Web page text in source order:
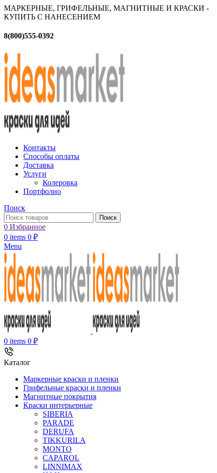
МАРКЕРНЫЕ, ГРИФЕЛЬНЫЕ, МАГНИТНЫЕ И КРАСКИ -
КУПИТЬ С НАНЕСЕНИЕМ
8(800)555-0392
Контакты
Способы оплаты
Доставка
Услуги
Колеровка
Портфолио
Поиск
Поиск
0 Избранное
0 items 0 ₽
Menu
0 items 0 ₽
Каталог
Маркерные краски и пленки
Грифельные краски и пленки
Магнитные покрытия
Краски интерьерные
SIBERIA
PARADE
DERUFA
TIKKURILA
MONTO
CAPAROL
LINNIMAX